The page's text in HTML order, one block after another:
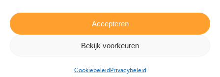
Accepteren
Bekijk voorkeuren
Cookiebeleid Privacybeleid
Veulen aanmelden